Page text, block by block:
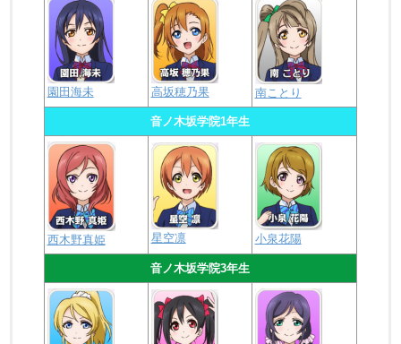
園田海未 高坂穂乃果 南ことり
音ノ木坂学院1年生
西木野真姫 星空凛 小泉花陽
音ノ木坂学院3年生